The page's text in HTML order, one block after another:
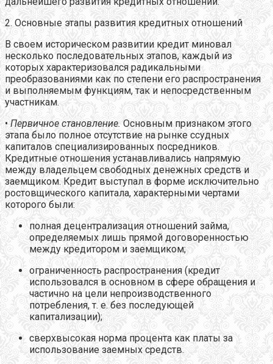
2. Основные этапы развития кредитных отношений
В своем историческом развитии кредит миновал
несколько последовательных этапов, каждый из
которых характеризовался радикальными
преобразованиями как по степени его распространения
и выполняемым функциям, так и непосредственным
участникам.
• Первичное становление. Основным признаком этого
этапа было полное отсутствие на рынке ссудных
капиталов специализированных посредников.
Кредитные отношения устанавливались напрямую
между владельцем свободных денежных средств и
заемщиком. Кредит выступал в форме исключительно
ростовщического капитала, характерными чертами
которого были:
полная децентрализация отношений займа,
определяемых лишь прямой договоренностью
между кредитором и заемщиком;
ограниченность распространения (кредит
использовался в основном в сфере обращения и
частично на цели непроизводственного
потребления, т. е. без последующей
капитализации);
сверхвысокая норма процента как платы за
использование заемных средств.